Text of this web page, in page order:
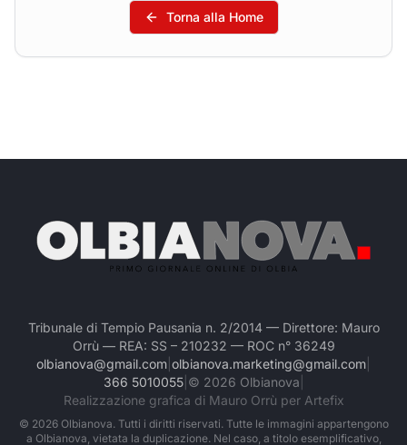
Torna alla Home
Tribunale di Tempio Pausania n. 2/2014 — Direttore: Mauro
Orrù — REA: SS – 210232 — ROC n° 36249
olbianova@gmail.com olbianova.marketing@gmail.com
366 5010055| © 2026 Olbianova
Realizzazione grafica di Mauro Orrù per Artefix
© 2026Olbianova. Tutti i diritti riservati. Tutte le immagini appartengono
a Olbianova, vietata la duplicazione. Nel caso, a titolo esemplificativo,